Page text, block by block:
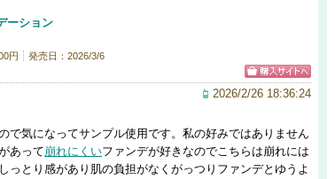
ーション
円
発売日：2026/3/6
2026/2/26 18:36:24
で気になってサンプル使用です。私の好みではありません
あって崩れにくいファンデが好きなのでこちらは崩れには
っとり感があり肌の負担がなくがっつりファンデとゆうよ